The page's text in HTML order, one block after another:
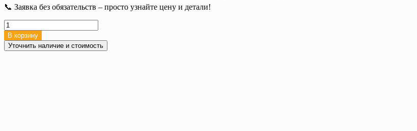
📞 Заявка без обязательств – просто узнайте цену и детали!
Количество
товара
Полог
ПВХ
В корзину
Уточнить наличие и стоимость